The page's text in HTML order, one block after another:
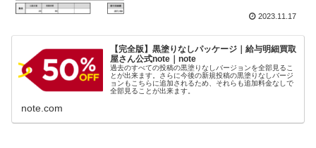
2023.11.17
【完全版】黒塗りなしパッケージ｜給与明細買取
屋さん公式note｜note
過去のすべての投稿の黒塗りなしバージョンを全部見るこ
とが出来ます。さらに今後の新規投稿の黒塗りなしバージ
ョンもこちらに追加されるため、それらも追加料金なしで
全部見ることが出来ます。
note.com